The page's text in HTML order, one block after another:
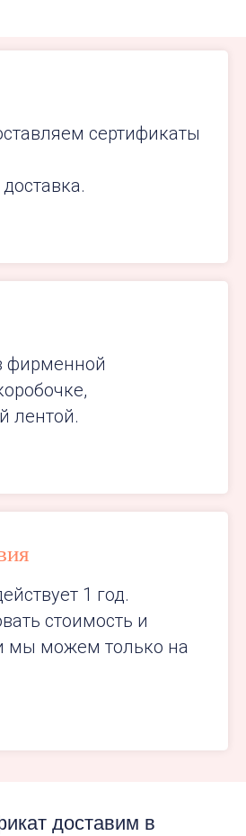
сертификаты
фирменной
лентой.
1 год.
стоимость и
мы можем только на
доставим в